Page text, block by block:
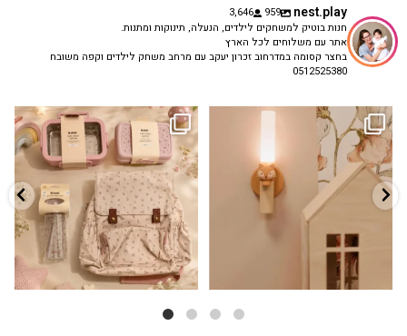
nest.play
959
3,646
חנות בוטיק למשחקים לילדים, הנעלה, תינוקות ומתנות.
אתר עם משלוחים לכל הארץ
בחצר קסומה במדרחוב זכרון יעקב עם מרחב משחק לילדים וקפה משובח
0512525380
✨ חוזרים למסגרת בסטייל! ✨
הקולקציה החדשה...
9 4
גם פריט עיצובי לחדר, גם מנורת לילה
...
0